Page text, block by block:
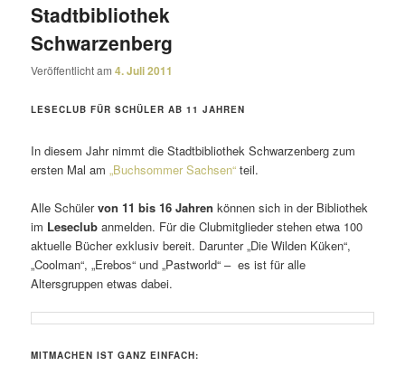
Stadtbibliothek
Schwarzenberg
Veröffentlicht am4. Juli 2011
LESECLUB FÜR SCHÜLER AB 11 JAHREN
In diesem Jahr nimmt die Stadtbibliothek Schwarzenberg zum
ersten Mal am „Buchsommer Sachsen“ teil.
Alle Schülervon 11 bis 16 Jahren können sich in der Bibliothek
im Leseclub anmelden. Für die Clubmitglieder stehen etwa 100
aktu­elle Bücher exklusiv bereit. Darunter „Die Wilden Küken“,
„Coolman“, „Erebos“ und „Pastworld“ – es ist für alle
Altersgruppen etwas dabei.
MITMACHEN IST GANZ EINFACH: